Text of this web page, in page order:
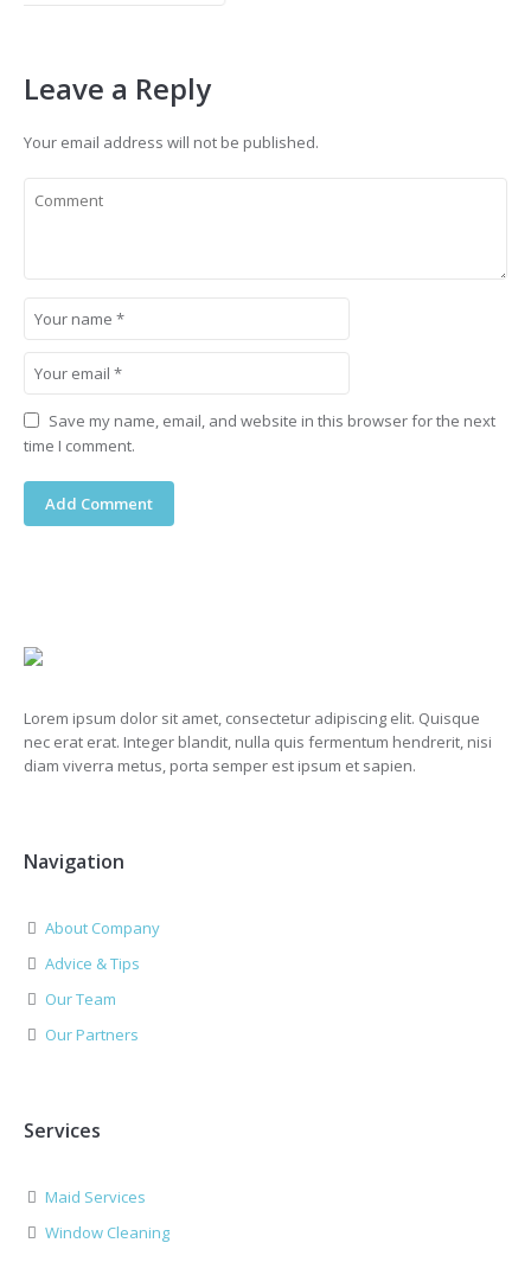
Leave a Reply
Your email address will not be published.
Save my name, email, and website in this browser for the next
time I comment.
Lorem ipsum dolor sit amet, consectetur adipiscing elit. Quisque
nec erat erat. Integer blandit, nulla quis fermentum hendrerit, nisi
diam viverra metus, porta semper est ipsum et sapien.
Navigation
About Company
Advice & Tips
Our Team
Our Partners
Services
Maid Services
Window Cleaning